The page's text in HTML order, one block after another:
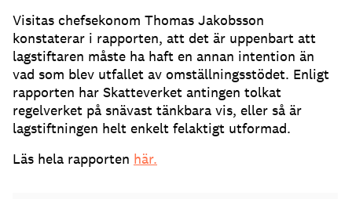
Visitas chefsekonom Thomas Jakobsson
konstaterar i rapporten, att det är uppenbart att
lagstiftaren måste ha haft en annan intention än
vad som blev utfallet av omställningsstödet. Enligt
rapporten har Skatteverket antingen tolkat
regelverket på snävast tänkbara vis, eller så är
lagstiftningen helt enkelt felaktigt utformad.
Läs hela rapporten här.